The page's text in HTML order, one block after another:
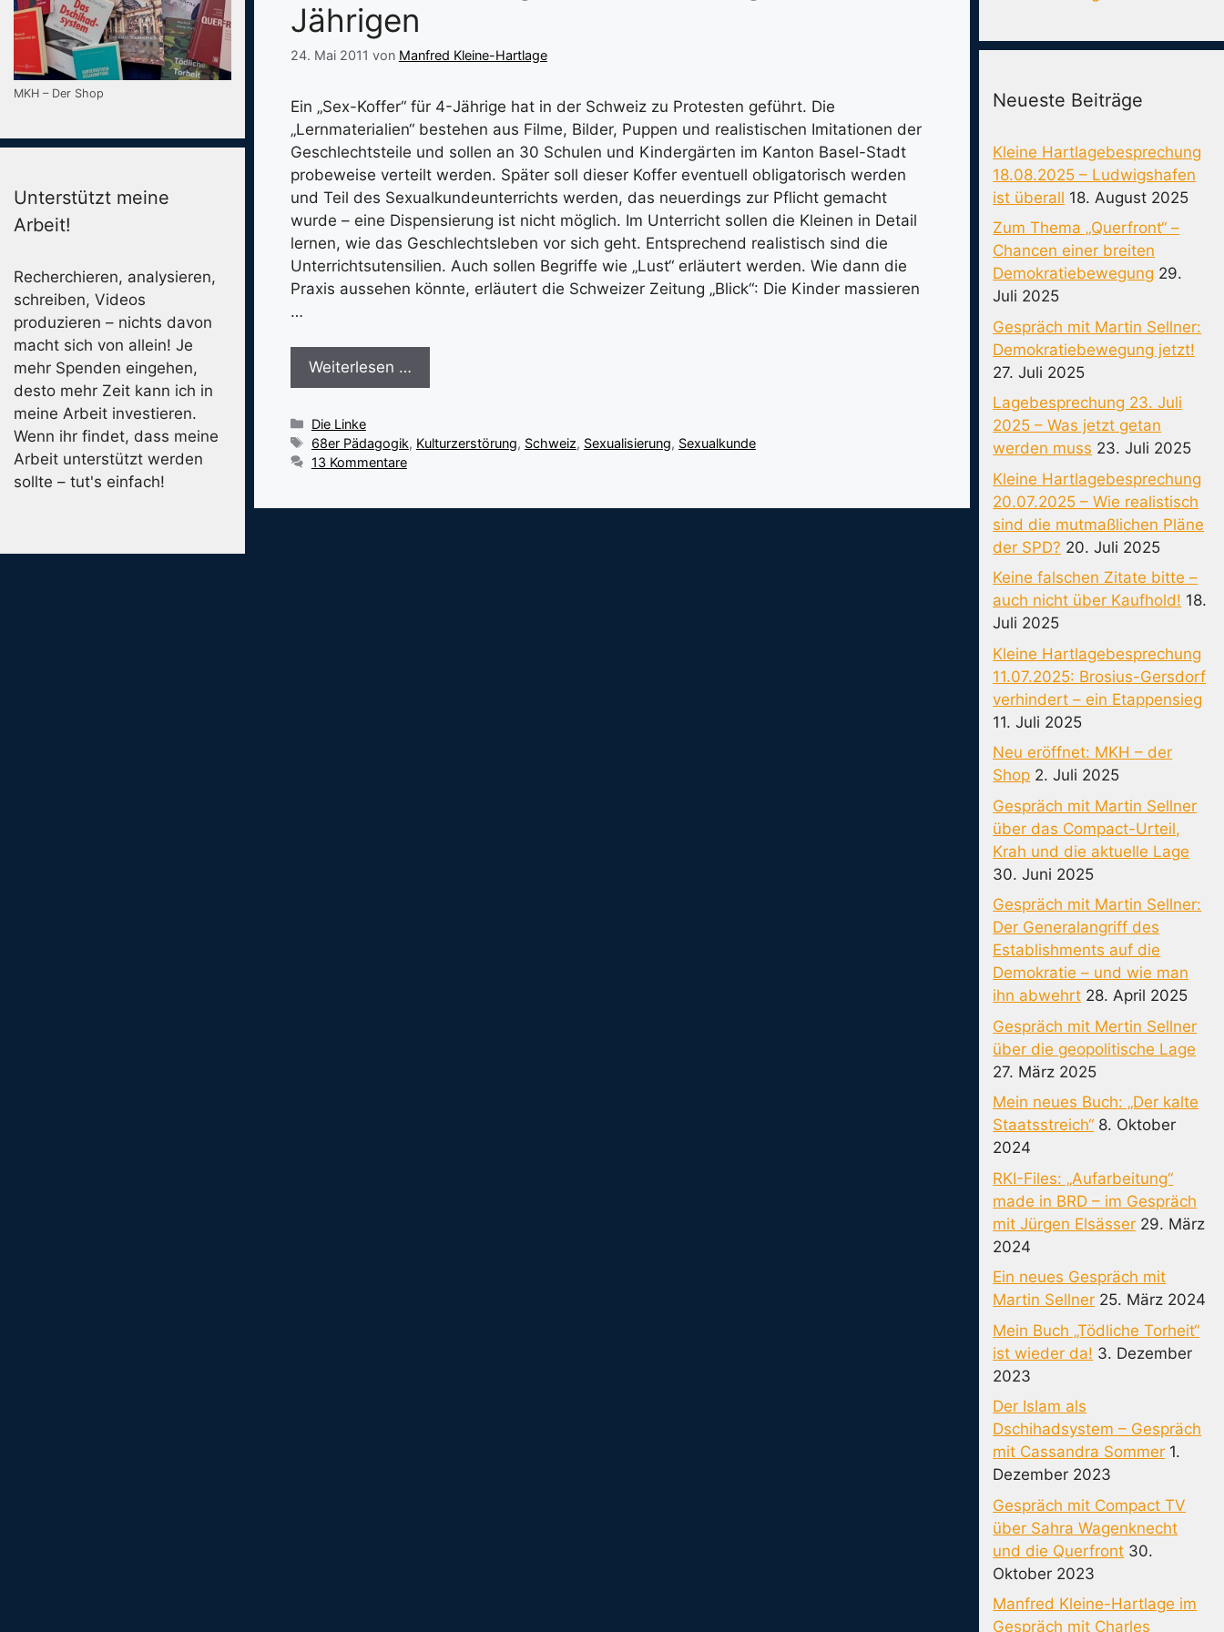
Jährigen
24. Mai 2011 von Manfred Kleine-Hartlage
Ein „Sex-Koffer“ für 4-Jährige hat in der Schweiz zu Protesten geführt. Die
„Lernmaterialien“ bestehen aus Filme, Bilder, Puppen und realistischen Imitationen der
Geschlechtsteile und sollen an 30 Schulen und Kindergärten im Kanton Basel-Stadt
probeweise verteilt werden. Später soll dieser Koffer eventuell obligatorisch werden
und Teil des Sexualkundeunterrichts werden, das neuerdings zur Pflicht gemacht
wurde – eine Dispensierung ist nicht möglich. Im Unterricht sollen die Kleinen in Detail
lernen, wie das Geschlechtsleben vor sich geht. Entsprechend realistisch sind die
Unterrichtsutensilien. Auch sollen Begriffe wie „Lust“ erläutert werden. Wie dann die
Praxis aussehen könnte, erläutert die Schweizer Zeitung „Blick“: Die Kinder massieren
…
Weiterlesen …
Kategorien
Die Linke
Schlagwörter
68er Pädagogik, Kulturzerstörung, Schweiz, Sexualisierung, Sexualkunde
13 Kommentare
MKH – Der Shop
Unterstützt meine
Arbeit!
Recherchieren, analysieren,
schreiben, Videos
produzieren – nichts davon
macht sich von allein! Je
mehr Spenden eingehen,
desto mehr Zeit kann ich in
meine Arbeit investieren.
Wenn ihr findet, dass meine
Arbeit unterstützt werden
sollte – tut's einfach!
Neueste Beiträge
Kleine Hartlagebesprechung
18.08.2025 – Ludwigshafen
ist überall 18. August 2025
Zum Thema „Querfront“ –
Chancen einer breiten
Demokratiebewegung 29.
Juli 2025
Gespräch mit Martin Sellner:
Demokratiebewegung jetzt!
27. Juli 2025
Lagebesprechung 23. Juli
2025 – Was jetzt getan
werden muss 23. Juli 2025
Kleine Hartlagebesprechung
20.07.2025 – Wie realistisch
sind die mutmaßlichen Pläne
der SPD? 20. Juli 2025
Keine falschen Zitate bitte –
auch nicht über Kaufhold! 18.
Juli 2025
Kleine Hartlagebesprechung
11.07.2025: Brosius-Gersdorf
verhindert – ein Etappensieg
11. Juli 2025
Neu eröffnet: MKH – der
Shop 2. Juli 2025
Gespräch mit Martin Sellner
über das Compact-Urteil,
Krah und die aktuelle Lage
30. Juni 2025
Gespräch mit Martin Sellner:
Der Generalangriff des
Establishments auf die
Demokratie – und wie man
ihn abwehrt 28. April 2025
Gespräch mit Mertin Sellner
über die geopolitische Lage
27. März 2025
Mein neues Buch: „Der kalte
Staatsstreich“ 8. Oktober
2024
RKI-Files: „Aufarbeitung“
made in BRD – im Gespräch
mit Jürgen Elsässer 29. März
2024
Ein neues Gespräch mit
Martin Sellner 25. März 2024
Mein Buch „Tödliche Torheit“
ist wieder da! 3. Dezember
2023
Der Islam als
Dschihadsystem – Gespräch
mit Cassandra Sommer 1.
Dezember 2023
Gespräch mit Compact TV
über Sahra Wagenknecht
und die Querfront 30.
Oktober 2023
Manfred Kleine-Hartlage im
Gespräch mit Charles